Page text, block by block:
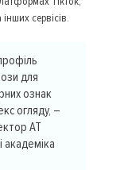
сервісів.
для
ознак
огляду, –
АТ
академіка